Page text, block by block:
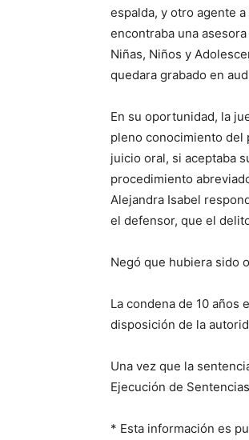
espalda, y otro agente
encontraba una
Niñas, Niños y
quedara grabado en
En su oportunidad, la
pleno conocimiento del
juicio oral, si aceptaba
procedimiento
Alejandra Isabel
el defensor, que el
Negó que hubiera sido
La condena de 10 años
disposición de la
Una vez que la
Ejecución de
* Esta información es